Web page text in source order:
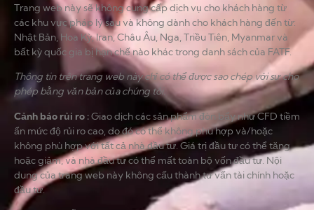
Trang web này sẽ không cung cấp dịch vụ cho khách hàng từ
các khu vực pháp lý sau và không dành cho khách hàng đến từ:
Nhật Bản, Hoa Kỳ, Iran, Châu Âu, Nga, Triều Tiên, Myanmar và
bất kỳ quốc gia bị hạn chế nào khác trong danh sách của FATF.
Thông tin trên trang web này chỉ có thể được sao chép với sự cho
phép bằng văn bản của chúng tôi.
Cảnh báo rủi ro :Giao dịch các sản phẩm đòn bẩy như CFD tiềm
ẩn mức độ rủi ro cao, do đó có thể không phù hợp và/hoặc
không phù hợp với tất cả nhà đầu tư. Giá trị đầu tư có thể tăng
hoặc giảm, và nhà đầu tư có thể mất toàn bộ vốn đầu tư. Nội
dung của trang web này không cấu thành tư vấn tài chính hoặc
đầu tư.